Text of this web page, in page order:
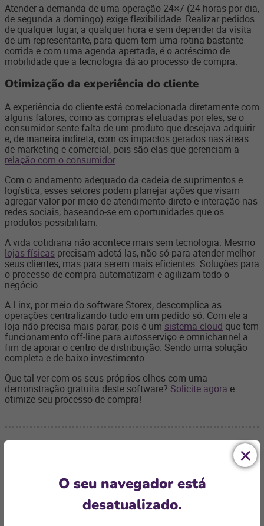
Atender a demanda de uma operação 24×7 (24 horas por dia,
de segunda a domingo) exige flexibilidade. Realizar pedidos
de qualquer lugar, a qualquer hora e sem depender da visita
de um representante, para quem tem uma rotina bastante
corrida e com uma agenda apertada, é o acréscimo de
mobilidade que a tecnologia dá ao processo de compra.
Otimização da experiência do cliente
A experiência do cliente está correlacionada diretamente com
alguns fatores, como as compras efetuadas por eles, se o
consumidor sente falta de um produto que desejava adquirir
e, de maneira indireta, com os impactos gerados nas áreas
de marketing e comercial, pois são elas que gerenciam a
relação com o consumidor.
Com o andamento adequado da cadeia de suprimentos e
logística, esses setores podem planejar ações que visam
agregar valor por meio de atendimento direto e interação nas
redes sociais, baseando-se em oportunidades que os
produtos possibilitam.
A vida cotidiana não acontece mais sem tecnologia. Mesmo
lojas físicas precisam adotá-las, não só para atender melhor
seus clientes, mas para serem mais eficientes. Soluções para
o processo de compra automatizam e agilizam todo o
negócio.
A Linx, por meio do software Storex, descomplica as
operações centralizando tudo em um pedido só. Com ele a
loja não precisa mais parar, pois é um sistema cloud que tem
funcionamento off-line para autosserviço e omnichannel a
fim de apoiar o centro de distribuição. Sendo uma solução
completa e de baixo investimento.
Que tal ver com os seus próprios olhos com uma
demonstração gratuita deste software? Solicite agora e
otimize seu processo de compra!
Ficou com
alguma dúvida?
O seu navegador está
desatualizado.